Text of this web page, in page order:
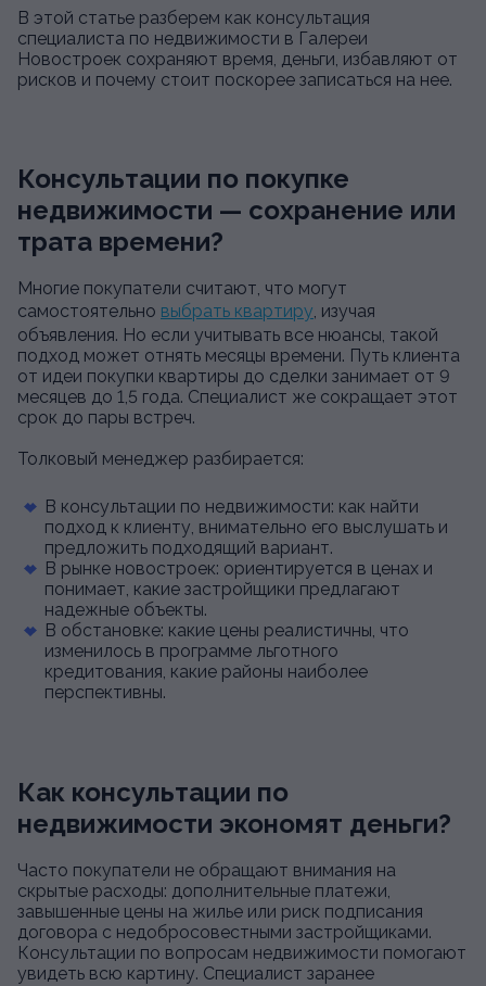
В этой статье разберем как консультация
специалиста по недвижимости в Галереи
Новостроек сохраняют время, деньги, избавляют от
рисков и почему стоит поскорее записаться на нее.
Консультации по покупке
недвижимости — сохранение или
трата времени?
Многие покупатели считают, что могут
самостоятельно выбрать квартиру, изучая
объявления. Но если учитывать все нюансы, такой
подход может отнять месяцы времени. Путь клиента
от идеи покупки квартиры до сделки занимает от 9
месяцев до 1,5 года. Специалист же сокращает этот
срок до пары встреч.
Толковый менеджер разбирается:
В консультации по недвижимости: как найти
подход к клиенту, внимательно его выслушать и
предложить подходящий вариант.
В рынке новостроек: ориентируется в ценах и
понимает, какие застройщики предлагают
надежные объекты.
В обстановке: какие цены реалистичны, что
изменилось в программе льготного
кредитования, какие районы наиболее
перспективны.
Как консультации по
недвижимости экономят деньги?
Часто покупатели не обращают внимания на
скрытые расходы: дополнительные платежи,
завышенные цены на жилье или риск подписания
договора с недобросовестными застройщиками.
Консультации по вопросам недвижимости помогают
увидеть всю картину. Специалист заранее